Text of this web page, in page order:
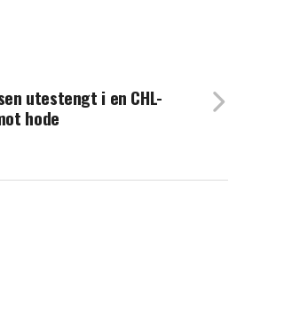
utestengt i en CHL-
hode